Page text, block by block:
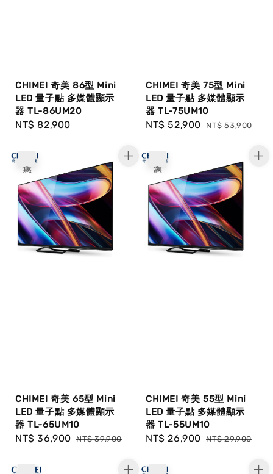
CHIMEI 奇美 86型 Mini
LED 量子點 多媒體顯示
器 TL-86UM20
Regular
NT$ 82,900
CHIMEI 奇美 75型 Mini
LED 量子點 多媒體顯示
器 TL-75UM10
Sale
NT$ 52,900 Regular
NT$ 53,900
CHIMEI 奇美 65型 Mini
LED 量子點 多媒體顯示
器 TL-65UM10
Sale
NT$ 36,900 Regular
NT$ 39,900
CHIMEI 奇美 55型 Mini
LED 量子點 多媒體顯示
器 TL-55UM10
Sale
NT$ 26,900 Regular
NT$ 29,900